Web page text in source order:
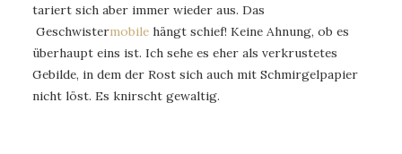
tariert sich aber immer wieder aus. Das
Geschwistermobile hängt schief! Keine Ahnung, ob es
überhaupt eins ist. Ich sehe es eher als verkrustetes
Gebilde, in dem der Rost sich auch mit Schmirgelpapier
nicht löst. Es knirscht gewaltig.